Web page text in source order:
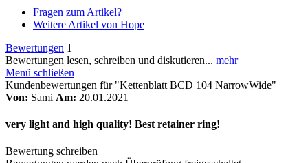
Fragen zum Artikel?
Weitere Artikel von Hope
Bewertungen 1
Bewertungen lesen, schreiben und diskutieren... mehr
Menü schließen
Kundenbewertungen für "Kettenblatt BCD 104 NarrowWide"
Von: Sami Am: 20.01.2021
very light and high quality! Best retainer ring!
Bewertung schreiben